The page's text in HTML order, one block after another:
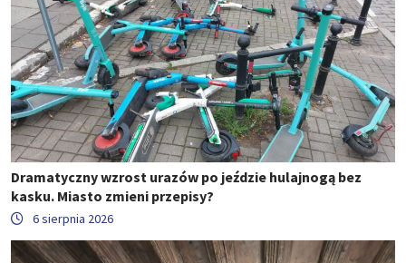
Dramatyczny wzrost urazów po jeździe hulajnogą bez
kasku. Miasto zmieni przepisy?
6 sierpnia 2026